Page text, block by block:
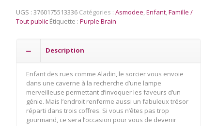
la
Lampe
UGS : 3760175513336 Catégories : Asmodee Enfant Famille /
Tout public Étiquette : Purple Brain
Description
Enfant des rues comme Aladin, le sorcier vous envoie
dans une caverne à la recherche d’une lampe
merveilleuse permettant d’invoquer les faveurs d’un
génie. Mais l’endroit renferme aussi un fabuleux trésor
réparti dans trois coffres. Si vous n’êtes pas trop
gourmand, ce sera l’occasion pour vous de devenir